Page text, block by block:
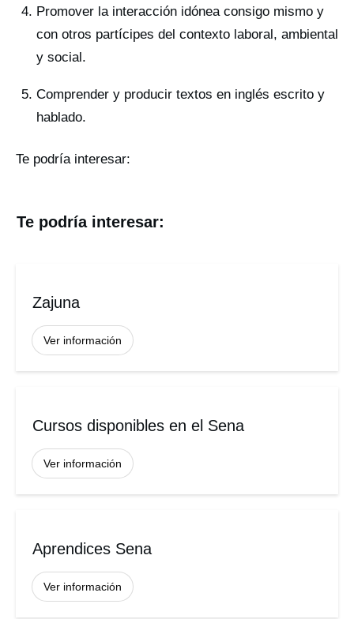
Promover la interacción idónea consigo mismo y
con otros partícipes del contexto laboral, ambiental
y social.
Comprender y producir textos en inglés escrito y
hablado.
Te podría interesar:
Te podría interesar:
Zajuna
Ver información
Cursos disponibles en el Sena
Ver información
Aprendices Sena
Ver información